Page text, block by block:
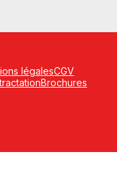
légalesCGV
Brochures